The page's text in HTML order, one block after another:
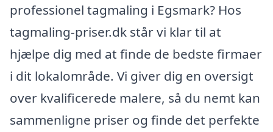
professionel tagmaling i Egsmark? Hos
tagmaling-priser.dk står vi klar til at
hjælpe dig med at finde de bedste firmaer
i dit lokalområde. Vi giver dig en oversigt
over kvalificerede malere, så du nemt kan
sammenligne priser og finde det perfekte